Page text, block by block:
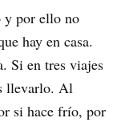
y por ello no
hay en casa.
Si en tres viajes
llevarlo. Al
si hace frío, por